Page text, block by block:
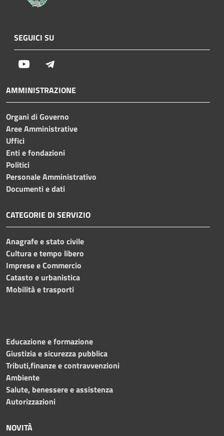
SEGUICI SU
Youtube
AMMINISTRAZIONE
Organi di Governo
Aree Amministrative
Uffici
Enti e fondazioni
Politici
Personale Amministrativo
Documenti e dati
CATEGORIE DI SERVIZIO
Anagrafe e stato civile
Cultura e tempo libero
Imprese e Commercio
Catasto e urbanistica
Mobilità e trasporti
Educazione e formazione
Giustizia e sicurezza pubblica
Tributi,finanze e contravvenzioni
Ambiente
Salute, benessere e assistenza
Autorizzazioni
NOVITÀ